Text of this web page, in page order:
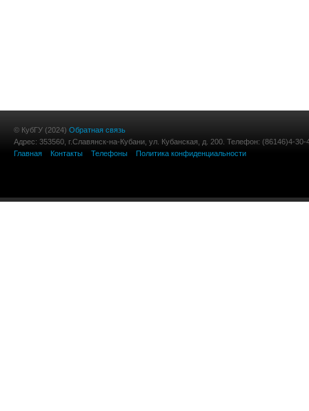
© КубГУ (2024) Обратная связь
Адрес: 353560, г.Славянск-на-Кубани, ул. Кубанская, д. 200. Телефон: (86146)4-30-
Главная
Контакты Телефоны Политика конфиденциальности